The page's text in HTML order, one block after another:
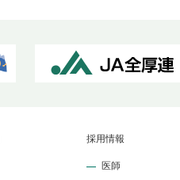
採用情報
医師